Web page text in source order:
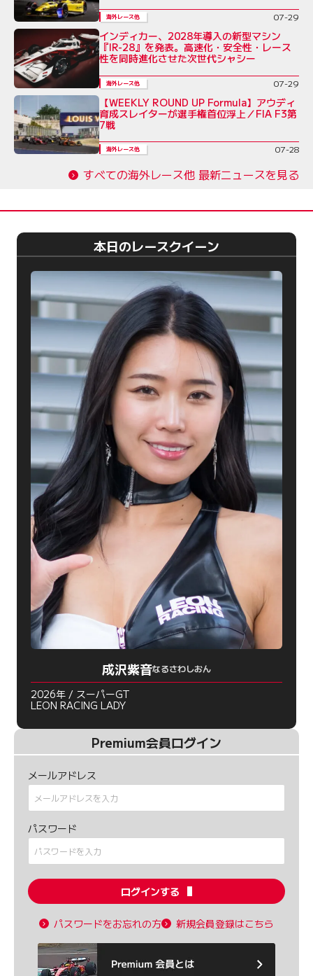
海外レース他 07-29
インディカー、2028年導入の新型マシン
『IR-28』を発表。高速化・安全性・レース
性を同時進化させた次世代シャシー
海外レース他 07-29
【WEEKLY ROUND UP Formula】アウディ
育成スレイターが選手権首位浮上／FIA F3第
7戦
海外レース他 07-28
すべての海外レース他 最新ニュースを見る
本日のレースクイーン
成沢紫音なるさわしおん
2026年 / スーパーGT
LEON RACING LADY
Premium会員ログイン
メールアドレス
パスワード
ログインする
パスワードをお忘れの方 新規会員登録はこちら